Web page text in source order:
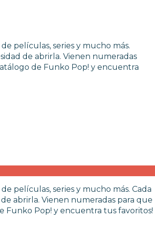
películas, series y mucho más.
de abrirla. Vienen numeradas
de Funko Pop! y encuentra
películas, series y mucho más. Cada
abrirla. Vienen numeradas para que
Funko Pop! y encuentra tus favoritos!